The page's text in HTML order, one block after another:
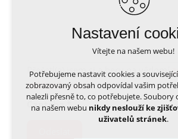
Přečetl(a) jsem si a beru na vědomí
osobních údajů.
Captcha*
Nastavení
Vítejte na našem webu!
Potřebujeme nastavit cookies a
zobrazovaný obsah odpovídal vašim
nalezli přesně to, co potřebujete. Soubory
na našem webu nikdy neslouží ke
uživatelů stránek.